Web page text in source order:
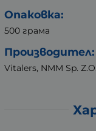
Опаковка:
500 грама
Производител:
Vitalers, NMM Sp.